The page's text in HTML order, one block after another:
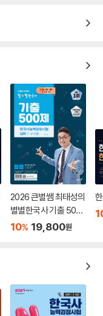
2026 큰별쌤 최태성의
별별한국사 기출 500
제 한국사능력검정시
10% 19,800원